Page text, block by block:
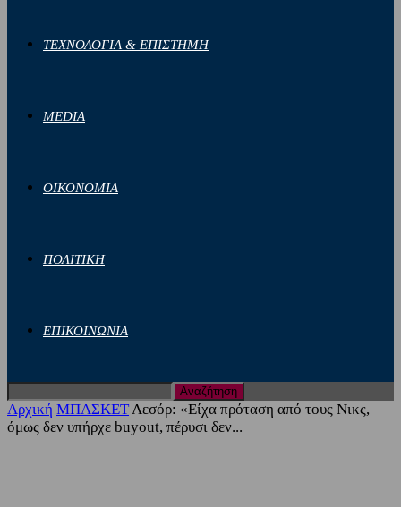
ΤΕΧΝΟΛΟΓΙΑ & ΕΠΙΣΤΗΜΗ
MEDIA
ΟΙΚΟΝΟΜΙΑ
ΠΟΛΙΤΙΚΗ
ΕΠΙΚΟΙΝΩΝΙΑ
Αρχική ΜΠΑΣΚΕΤΛεσόρ: «Είχα πρόταση από τους Νικς,
όμως δεν υπήρχε buyout, πέρυσι δεν...